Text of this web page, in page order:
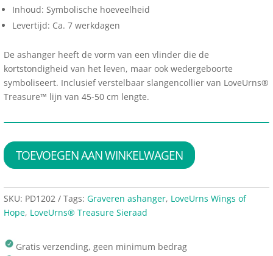
Inhoud: Symbolische hoeveelheid
Levertijd: Ca. 7 werkdagen
De ashanger heeft de vorm van een vlinder die de
kortstondigheid van het leven, maar ook wedergeboorte
symboliseert. Inclusief verstelbaar slangencollier van LoveUrns®
Treasure™ lijn van 45-50 cm lengte.
TOEVOEGEN AAN WINKELWAGEN
SKU: PD1202 Tags: Graveren ashanger, LoveUrns Wings of
Hope, LoveUrns® Treasure Sieraad
Gratis verzending, geen minimum bedrag